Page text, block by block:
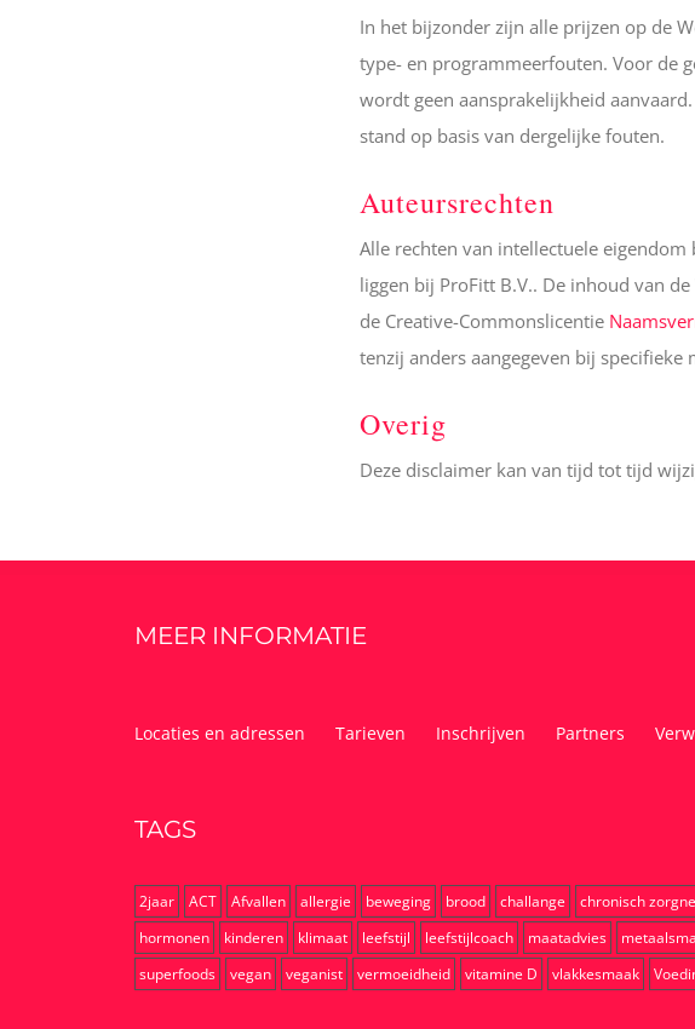
In het bijzonder zijn alle prijzen op de
type- en programmeerfouten. Voor de
wordt geen aansprakelijkheid
stand op basis van dergelijke fouten.
Auteursrechten
Alle rechten van intellectuele
liggen bij ProFitt B.V.. De inhoud van
de Creative-Commonslicentie
tenzij anders aangegeven bij specifieke
Overig
Deze disclaimer kan van tijd tot tijd
MEER INFORMATIE
Locaties en adressen Tarieven Inschrijven Partners
TAGS
2jaar ACT Afvallen allergie beweging brood challange chronisch
hormonen
kinderen klimaat leefstijl leefstijlcoach maatadvies
superfoods
vegan veganist vermoeidheid vitamine D vlakkesmaak